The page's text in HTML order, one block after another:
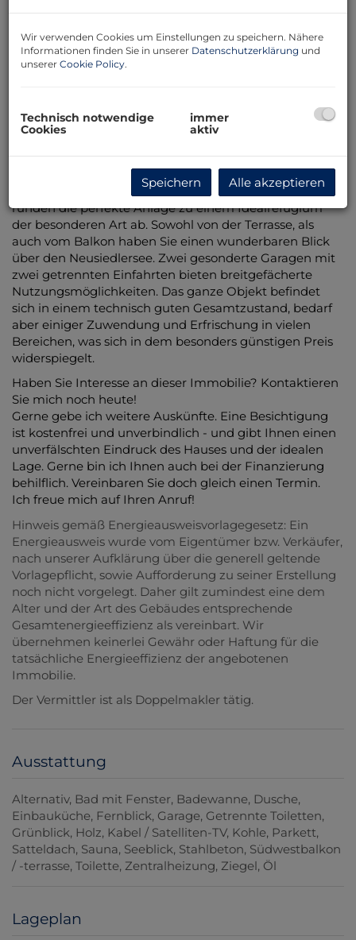
Beschreibung
Dieses romantische, zweigeschoßige Wohnhaus verfügt
über rund 150m² Wohnfläche in zwei Ebenen und
Wohnzimmer mit Panoramafenstern zur Terrasse und
zum Garten, ein weitläufiges Wohnzimmer im
Obergeschoß mit Balkon und eine Sauna im Keller
runden die perfekte Anlage zu einem Idealrefugium
der besonderen Art ab. Sowohl von der Terrasse, als
auch vom Balkon haben Sie einen wunderbaren Blick
über den Neusiedlersee. Zwei gesonderte Garagen mit
zwei getrennten Einfahrten bieten breitgefächerte
Nutzungsmöglichkeiten. Das ganze Objekt befindet
sich in einem technisch guten Gesamtzustand, bedarf
aber einiger Zuwendung und Erfrischung in vielen
Bereichen, was sich in dem besonders günstigen Preis
widerspiegelt.
Haben Sie Interesse an dieser Immobilie? Kontaktieren
Sie mich noch heute!
Gerne gebe ich weitere Auskünfte. Eine Besichtigung
ist kostenfrei und unverbindlich - und gibt Ihnen einen
unverfälschten Eindruck des Hauses und der idealen
Lage. Gerne bin ich Ihnen auch bei der Finanzierung
behilflich. Vereinbaren Sie doch gleich einen Termin.
Ich freue mich auf Ihren Anruf!
Hinweis gemäß Energieausweisvorlagegesetz: Ein
Energieausweis wurde vom Eigentümer bzw. Verkäufer,
nach unserer Aufklärung über die generell geltende
Vorlagepflicht, sowie Aufforderung zu seiner Erstellung
noch nicht vorgelegt. Daher gilt zumindest eine dem
Alter und der Art des Gebäudes entsprechende
Gesamtenergieeffizienz als vereinbart. Wir
übernehmen keinerlei Gewähr oder Haftung für die
tatsächliche Energieeffizienz der angebotenen
Immobilie.
Der Vermittler ist als Doppelmakler tätig.
Ausstattung
Alternativ Bad mit Fenster Badewanne Dusche
Einbauküche Fernblick Garage Getrennte Toiletten
Grünblick Holz Kabel / Satelliten-TV Kohle Parkett
Satteldach Sauna Seeblick Stahlbeton Südwestbalkon
/ -terrasse Toilette Zentralheizung Ziegel Öl
Lageplan
Wir verwenden Cookies um Einstellungen zu speichern. Nähere
Informationen finden Sie in unserer Datenschutzerklärung und
unserer Cookie Policy.
Technisch notwendige
Cookies
immer
aktiv
Speichern Alle akzeptieren